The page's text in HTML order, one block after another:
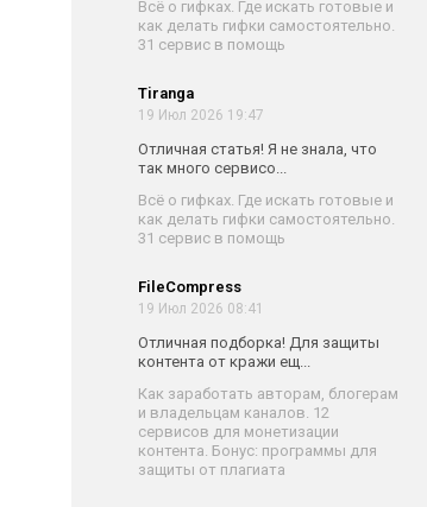
Всё о гифках. Где искать готовые и
как делать гифки самостоятельно.
31 сервис в помощь
Tiranga
19 Июл 2026 19:47
Отличная статья! Я не знала, что
так много сервисо...
Всё о гифках. Где искать готовые и
как делать гифки самостоятельно.
31 сервис в помощь
FileCompress
19 Июл 2026 08:41
Отличная подборка! Для защиты
контента от кражи ещ...
Как заработать авторам, блогерам
и владельцам каналов. 12
сервисов для монетизации
контента. Бонус: программы для
защиты от плагиата